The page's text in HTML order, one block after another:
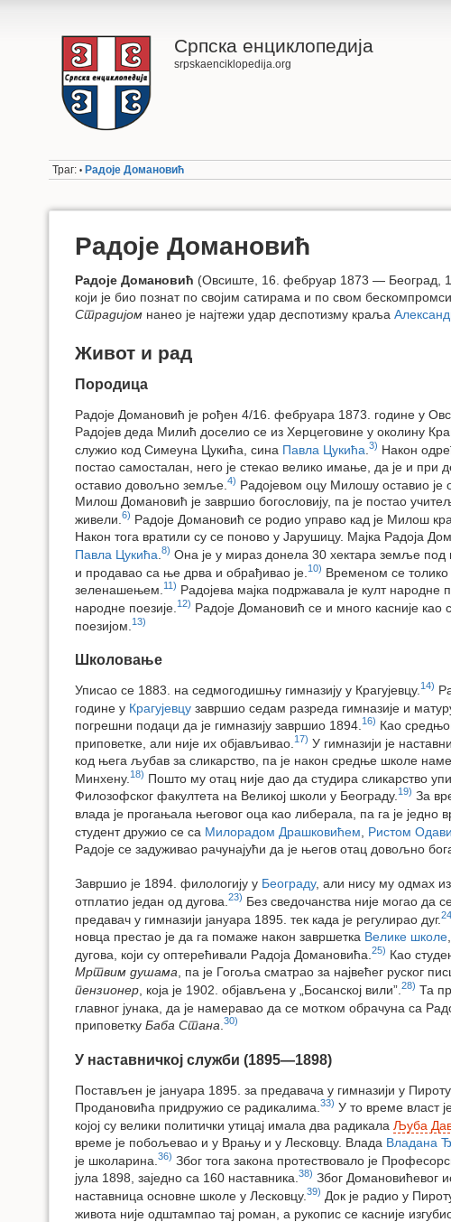
Српска енциклопедија
srpskaenciklopedija.org
Траг: • Радоје Домановић
Радоје Домановић
Радоје Домановић (Овсиште, 16. фебруар 1873 — Београд,
који је био познат по својим сатирама и по свом
Страдијом нанео је најтежи удар деспотизму краља
Живот и рад
Породица
Радоје Домановић је рођен 4/16. фебруара 1873. године у
Радојев деда Милић доселио се из Херцеговине у околину
служио код Симеуна Цукића, сина Павла Цукића 3) Након
постао самосталан, него је стекао велико имање, да је и при
оставио довољно земље. 4) Радојевом оцу Милошу оставио је
Милош Домановић је завршио богословију, па је постао
живели. 6) Радоје Домановић се родио управо кад је Милош
Након тога вратили су се поново у Јарушицу. Мајка Радоја
Павла Цукића 8) Она је у мираз донела 30 хектара земље под
и продавао са ње дрва и обрађивао је. 10) Временом се толико
зеленашењем. 11) Радојева мајка подржавала је култ народне
народне поезије. 12) Радоје Домановић се и много касније као
поезијом. 13)
Школовање
Уписао се 1883. на седмогодишњу гимназију у Крагујевцу. 14)
године у Крагујевцу завршио седам разреда гимназије и
погрешни подаци да је гимназију завршио 1894. 16) Као
приповетке, али није их објављивао. 17) У гимназији је
код њега љубав за сликарство, па је након средње школе
Минхену. 18) Пошто му отац није дао да студира сликарство
Филозофског факултета на Великој школи у Београду. 19) За
влада је прогањала његовог оца као либерала, па га је једно
студент дружио се са Милорадом Драшковићем Ристом
Радоје се задуживао рачунајући да је његов отац довољно
Завршио је 1894. филологију у Београду, али нису му одмах
отплатио један од дугова. 23) Без сведочанства није могао да
предавач у гимназији јануара 1895. тек када је регулирао дуг.
новца престао је да га помаже након завршетка Велике школе
дугова, који су оптерећивали Радоја Домановића. 25) Као
Мртвим душама , па је Гогоља сматрао за највећег руског
пензионер , која је 1902. објављена у „Босанској вили”. 28) Та
главног јунака, да је намеравао да се мотком обрачуна са
приповетку Баба Стана 30)
У наставничкој служби (1895—1898)
Постављен је јануара 1895. за предавача у гимназији у Пироту.
Продановића придружио се радикалима. 33) У то време власт
којој су велики политички утицај имала два радикала Љуба
време је побољевао и у Врању и у Лесковцу. Влада Владана
је школарина. 36) Због тога закона протествовало је
јула 1898, заједно са 160 наставника. 38) Због Домановићевог
наставница основне школе у Лесковцу. 39) Док је радио у
живота није одштампао тај роман, а рукопис се касније